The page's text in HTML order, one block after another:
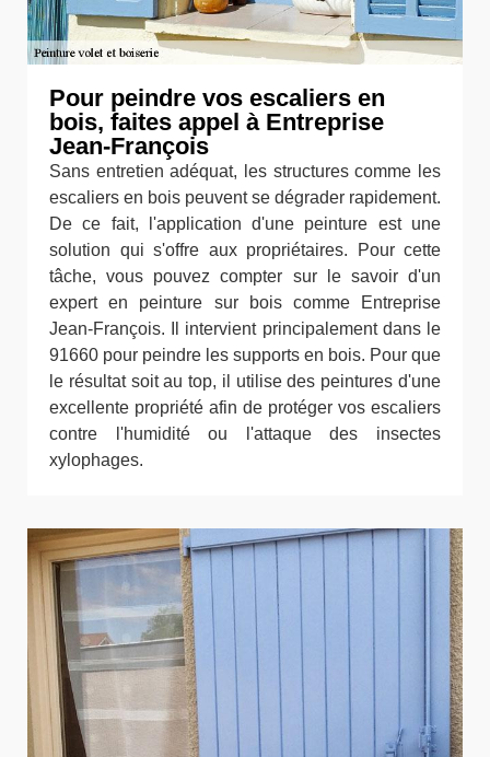
Pour peindre vos escaliers en
bois, faites appel à Entreprise
Jean-François
Sans entretien adéquat, les structures comme les
escaliers en bois peuvent se dégrader rapidement.
De ce fait, l'application d'une peinture est une
solution qui s'offre aux propriétaires. Pour cette
tâche, vous pouvez compter sur le savoir d'un
expert en peinture sur bois comme Entreprise
Jean-François. Il intervient principalement dans le
91660 pour peindre les supports en bois. Pour que
le résultat soit au top, il utilise des peintures d'une
excellente propriété afin de protéger vos escaliers
contre l'humidité ou l'attaque des insectes
xylophages.